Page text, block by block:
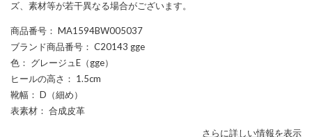
ズ、素材等が若干異なる場合がございます。
商品番号 ： MA1594BW005037
ブランド商品番号 ： C20143 gge
色 ： グレージュE（gge）
ヒールの高さ ： 1.5cm
靴幅 ： D（細め）
表素材 ： 合成皮革
さらに詳しい情報を表示